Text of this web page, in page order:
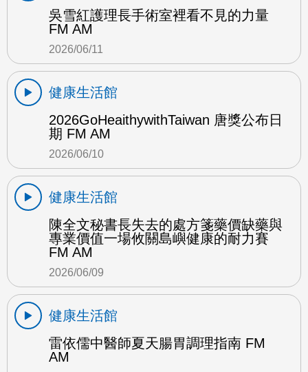
吳雪紅護理長手術室裡看不見的力量
FM AM
2026/06/11
健康生活館
2026GoHeaithywithTaiwan 唐獎公布日
期 FM AM
2026/06/10
健康生活館
陳全文秘書長失去的處方箋藥價缺藥與
專業價值一場攸關島嶼健康的耐力賽
FM AM
2026/06/09
健康生活館
雷依儒中醫師夏天腸胃調理指南 FM
AM